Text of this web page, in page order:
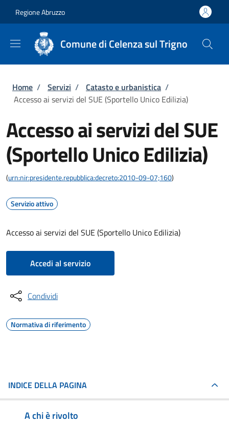
Regione Abruzzo
Comune di Celenza sul Trigno
Briciole di pane
Home / Servizi / Catasto e urbanistica /
Accesso ai servizi del SUE (Sportello Unico Edilizia)
Accesso ai servizi del SUE
(Sportello Unico Edilizia)
(urn:nir:presidente.repubblica:decreto:2010-09-07;160)
Servizio attivo
Accesso ai servizi del SUE (Sportello Unico Edilizia)
Accedi al servizio
Condividi
Normativa di riferimento
INDICE DELLA PAGINA
A chi è rivolto